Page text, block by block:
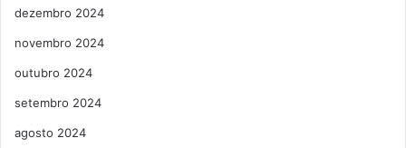
dezembro 2024
novembro 2024
outubro 2024
setembro 2024
agosto 2024